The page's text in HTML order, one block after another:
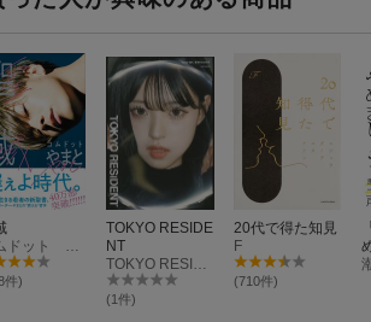
コムドット やまと
件)
TOKYO RESIDE
NT
TOKYO RESIDENT編集部
(1件)
20代で得た知見
F
(710件)